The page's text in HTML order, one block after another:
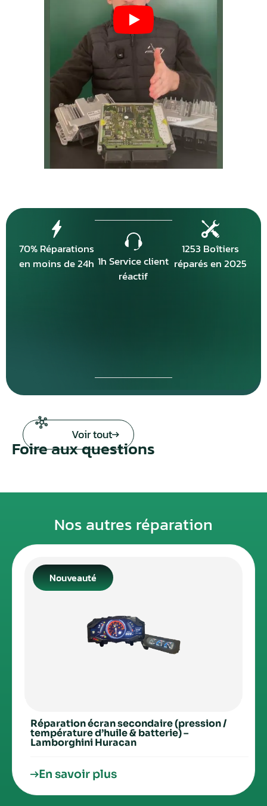
70% Réparations
en moins de 24h 1h Service client
réactif
1253 Boîtiers
réparés en 2025
Voir tout
Foire aux questions
Nos autres réparation
Nouveauté
Réparation écran secondaire (pression /
température d’huile & batterie) –
Lamborghini Huracan
En savoir plus